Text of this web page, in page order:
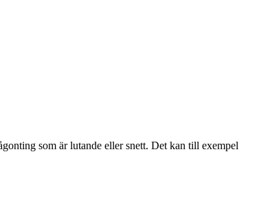
som är lutande eller snett. Det kan till exempel